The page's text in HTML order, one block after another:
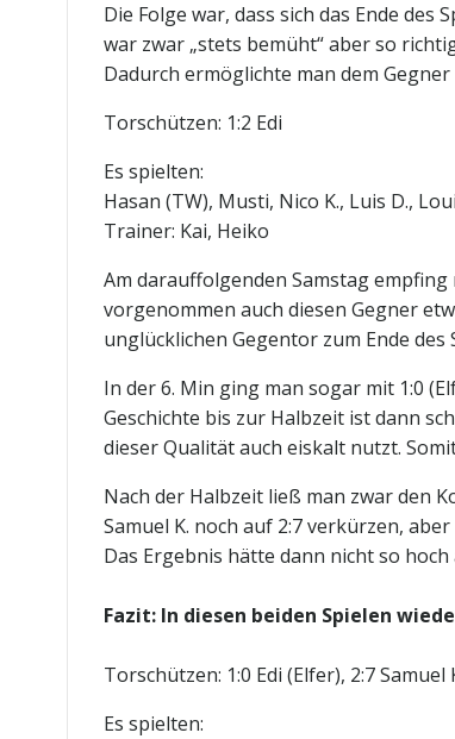
Die Folge war, dass sich das Ende
war zwar „stets bemüht“ aber so
Dadurch ermöglichte man dem
Torschützen: 1:2 Edi
Es spielten:
Hasan (TW), Musti, Nico K., Luis D.,
Trainer: Kai, Heiko
Am darauffolgenden Samstag
vorgenommen auch diesen Gegner
unglücklichen Gegentor zum Ende des
In der 6. Min ging man sogar mit 1:0
Geschichte bis zur Halbzeit ist dann
dieser Qualität auch eiskalt nutzt.
Nach der Halbzeit ließ man zwar den
Samuel K. noch auf 2:7 verkürzen,
Das Ergebnis hätte dann nicht so
Fazit: In diesen beiden Spielen
Torschützen: 1:0 Edi (Elfer), 2:7 Samuel
Es spielten: